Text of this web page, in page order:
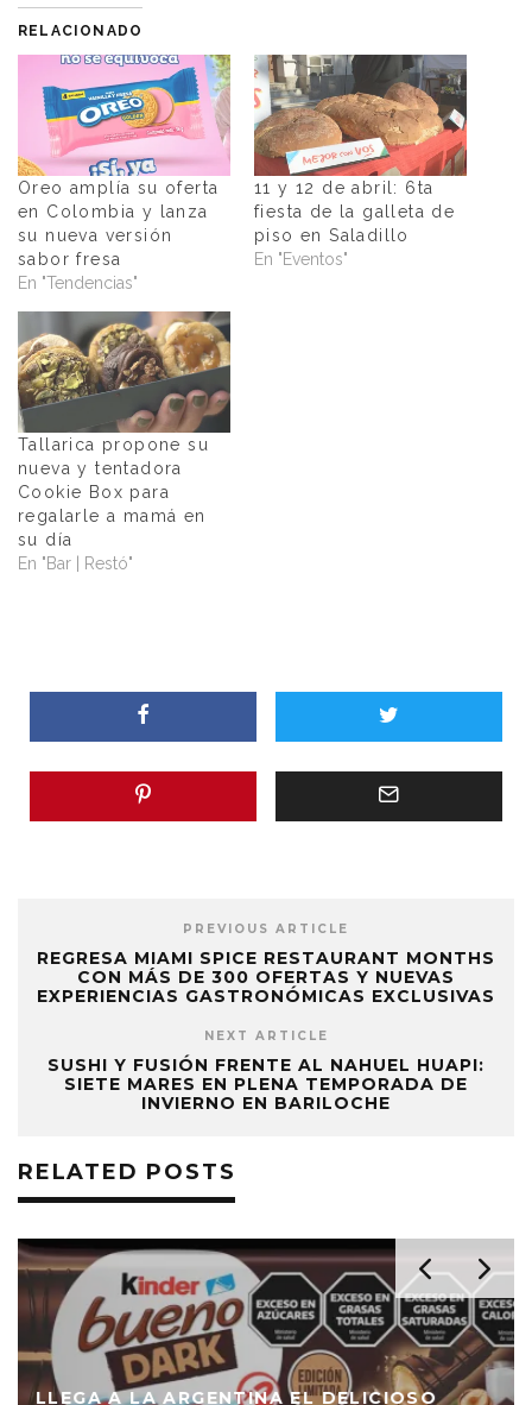
RELACIONADO
Oreo amplía su oferta
en Colombia y lanza
su nueva versión
sabor fresa
En "Tendencias"
11 y 12 de abril: 6ta
fiesta de la galleta de
piso en Saladillo
En "Eventos"
Tallarica propone su
nueva y tentadora
Cookie Box para
regalarle a mamá en
su día
En "Bar | Restó"
PREVIOUS ARTICLE
REGRESA MIAMI SPICE RESTAURANT MONTHS
CON MÁS DE 300 OFERTAS Y NUEVAS
EXPERIENCIAS GASTRONÓMICAS EXCLUSIVAS
NEXT ARTICLE
SUSHI Y FUSIÓN FRENTE AL NAHUEL HUAPI:
SIETE MARES EN PLENA TEMPORADA DE
INVIERNO EN BARILOCHE
RELATED POSTS
LLEGA A LA ARGENTINA EL DELICIOSO